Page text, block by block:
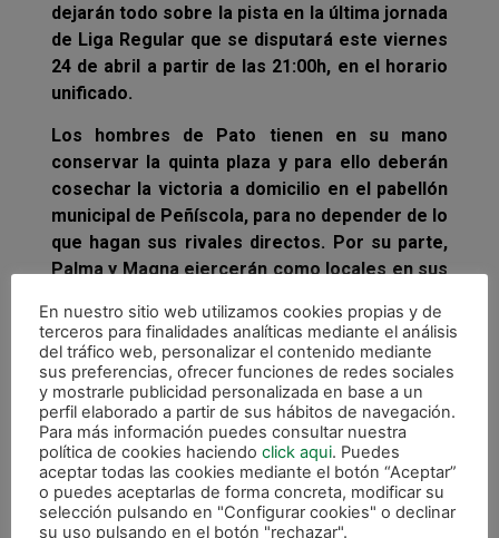
dejarán todo sobre la pista en la última jornada
de Liga Regular que se disputará este viernes
24 de abril a partir de las 21:00h, en el horario
unificado.
Los hombres de Pato tienen en su mano
conservar la quinta plaza y para ello deberán
cosechar la victoria a domicilio en el pabellón
municipal de Peñíscola, para no depender de lo
que hagan sus rivales directos. Por su parte,
Palma y Magna ejercerán como locales en sus
Interior, respectivamente.
Si los tudelanos pierden y Palma y Magna
vencen, caerían hasta séptima plaza, siendo
los baleares quintos y los pamplonicas sextos.
En caso de que empatasen contra los
castellonenses y de que Magna venciera,
ambos equipos sumarían 52 puntos y serían
los de Pamplona quienes se situarían por
En nuestro sitio web utilizamos cookies propias y de
terceros para finalidades analíticas mediante el análisis
del tráfico web, personalizar el contenido mediante
sus preferencias, ofrecer funciones de redes sociales
y mostrarle publicidad personalizada en base a un
perfil elaborado a partir de sus hábitos de navegación.
Para más información puedes consultar nuestra
política de cookies haciendo click aqui. Puedes
aceptar todas las cookies mediante el botón “Aceptar”
o puedes aceptarlas de forma concreta, modificar su
selección pulsando en "Configurar cookies" o declinar
su uso pulsando en el botón "rechazar".